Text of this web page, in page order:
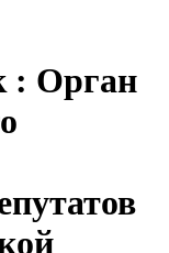
: Орган